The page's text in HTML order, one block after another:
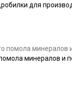
для
минералов и